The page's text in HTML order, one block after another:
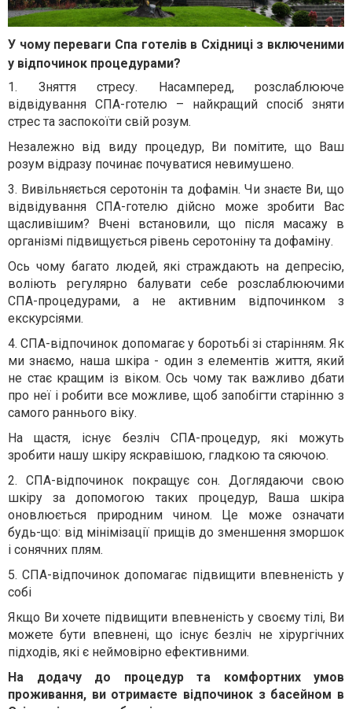
У чому переваги Спа готелів в Східниці з включеними
у відпочинок процедурами?
1. Зняття стресу. Насамперед, розслаблююче
відвідування СПА-готелю – найкращий спосіб зняти
стрес та заспокоїти свій розум.
Незалежно від виду процедур, Ви помітите, що Ваш
розум відразу починає почуватися невимушено.
3. Вивільняється серотонін та дофамін. Чи знаєте Ви, що
відвідування СПА-готелю дійсно може зробити Вас
щасливішим? Вчені встановили, що після масажу в
організмі підвищується рівень серотоніну та дофаміну.
Ось чому багато людей, які страждають на депресію,
воліють регулярно балувати себе розслаблюючими
СПА-процедурами, а не активним відпочинком з
екскурсіями.
4. СПА-відпочинок допомагає у боротьбі зі старінням. Як
ми знаємо, наша шкіра - один з елементів життя, який
не стає кращим із віком. Ось чому так важливо дбати
про неї і робити все можливе, щоб запобігти старінню з
самого раннього віку.
На щастя, існує безліч СПА-процедур, які можуть
зробити нашу шкіру яскравішою, гладкою та сяючою.
2. СПА-відпочинок покращує сон. Доглядаючи свою
шкіру за допомогою таких процедур, Ваша шкіра
оновлюється природним чином. Це може означати
будь-що: від мінімізації прищів до зменшення зморшок
і сонячних плям.
5. СПА-відпочинок допомагає підвищити впевненість у
собі
Якщо Ви хочете підвищити впевненість у своєму тілі, Ви
можете бути впевнені, що існує безліч не хірургічних
підходів, які є неймовірно ефективними.
На додачу до процедур та комфортних умов
проживання, ви отримаєте відпочинок з басейном в